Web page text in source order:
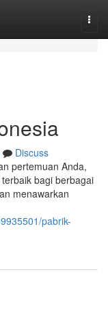
Discuss
pertemuan Anda,
bagi berbagai
menawarkan
pabrik-